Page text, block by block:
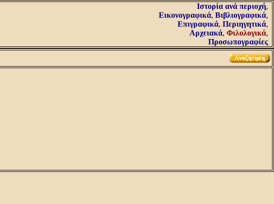
Iστορία ανά περιοχή,
Εικονογραφικά, Βιβλιογραφικά,
Επιγραφικά, Περιηγητικά,
Αρχειακά, Φιλολογικά,
Προσωπογραφίες